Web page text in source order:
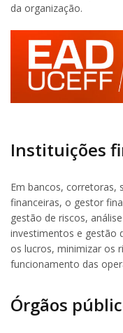
da organização.
Instituições
Em bancos, corretoras,
financeiras, o gestor
gestão de riscos,
investimentos e gestão
os lucros, minimizar os
funcionamento das
Órgãos